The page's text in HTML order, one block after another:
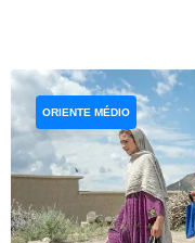
ORIENTE MÉDIO